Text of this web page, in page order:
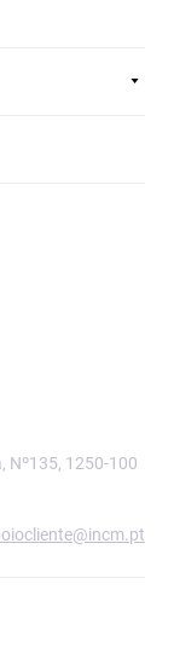
Nº135, 1250-100